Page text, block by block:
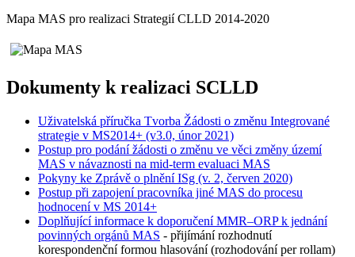
Mapa MAS pro realizaci Strategií CLLD 2014-2020
Dokumenty k realizaci SCLLD
Uživatelská příručka Tvorba Žádosti o změnu Integrované
strategie v MS2014+ (v3.0, únor 2021)
Postup pro podání žádosti o změnu ve věci změny území
MAS v návaznosti na mid-term evaluaci MAS
Pokyny ke Zprávě o plnění ISg (v. 2, červen 2020)
Postup při zapojení pracovníka jiné MAS do procesu
hodnocení v MS 2014+
Doplňující informace k doporučení MMR–ORP k jednání
povinných orgánů MAS - přijímání rozhodnutí
korespondenční formou hlasování (rozhodování per rollam)